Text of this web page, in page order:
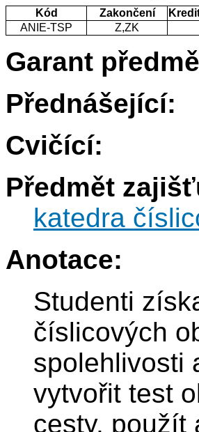
Kód Zakončení
ANIE-TSP
Z,ZK
Garant
Přednášející:
Cvičící:
Předmět
katedra
Anotace:
Studenti
číslicových
spolehlivosti
vytvořit test
cesty, použít